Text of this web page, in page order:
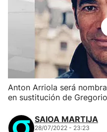
Anton Arriola será
en sustitución de
SAIOA MARTIJA
28/07/2022 - 23:23